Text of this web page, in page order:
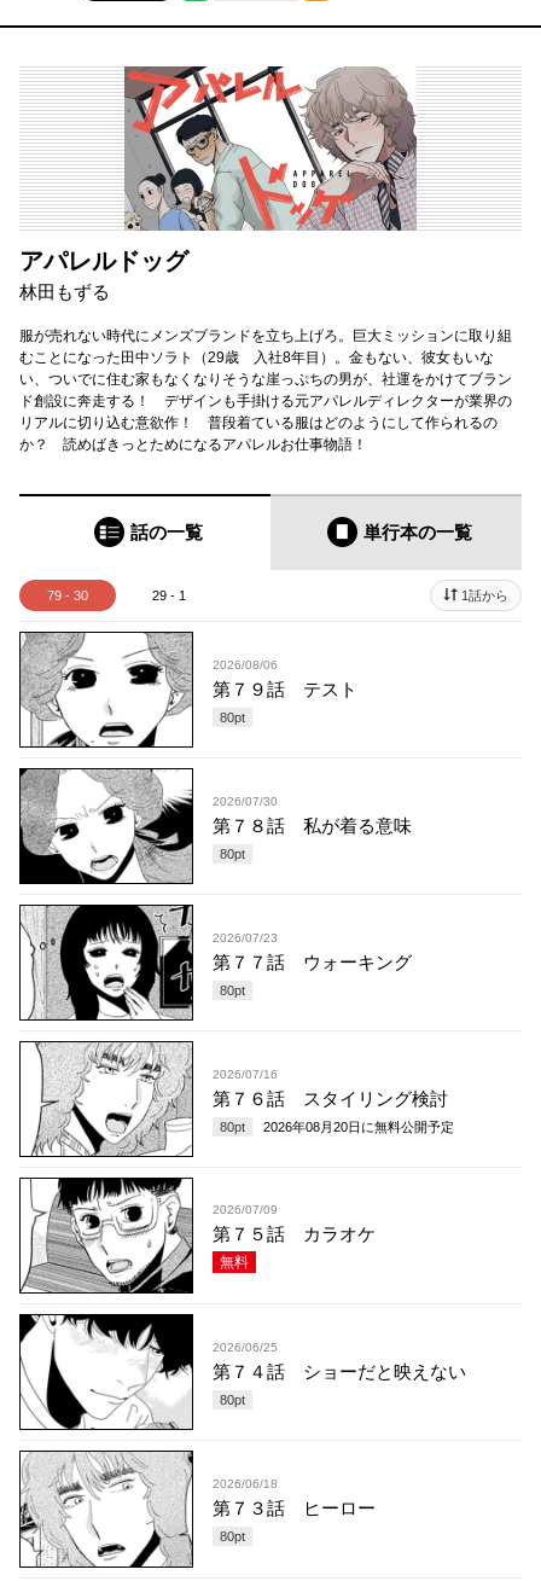
アパレルドッグ
林田もずる
服が売れない時代にメンズブランドを立ち上げろ。巨大ミッションに取り組
むことになった田中ソラト（29歳 入社8年目）。金もない、彼女もいな
い、ついでに住む家もなくなりそうな崖っぷちの男が、社運をかけてブラン
ド創設に奔走する！ デザインも手掛ける元アパレルディレクターが業界の
リアルに切り込む意欲作！ 普段着ている服はどのようにして作られるの
か？ 読めばきっとためになるアパレルお仕事物語！
話の一覧 単行本の一覧
79 - 30 29 - 1 1話から
2026/08/06
第７９話 テスト
80pt
2026/07/30
第７８話 私が着る意味
80pt
2026/07/23
第７７話 ウォーキング
80pt
2026/07/16
第７６話 スタイリング検討
80pt 2026年08月20日 に無料公開予定
2026/07/09
第７５話 カラオケ
無料
2026/06/25
第７４話 ショーだと映えない
80pt
2026/06/18
第７３話 ヒーロー
80pt